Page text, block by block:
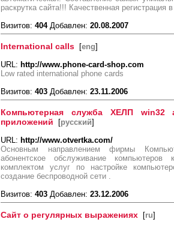
раскрутка сайта!!! Качественная регистрация
Визитов: 404Добавлен: 20.08.2007
International calls [eng]
URL: http://www.phone-card-shop.com
Low rated international phone cards
Визитов: 403 Добавлен: 23.11.2006
Компьютерная служба ХЕЛП win32
приложений [русский]
URL: http://www.otvertka.com/
Основным направлением фирмы
абонентское обслуживание
комплектом услуг по настройке
создание беспроводной сети .
Визитов: 403 Добавлен: 23.12.2006
Сайт о регулярных выражениях [ru]